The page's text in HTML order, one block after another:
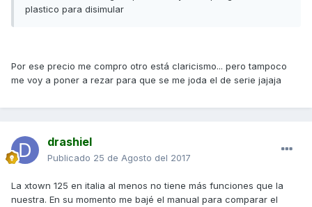
plastico para disimular
Por ese precio me compro otro está claricismo... pero tampoco
me voy a poner a rezar para que se me joda el de serie jajaja
drashiel
Publicado 25 de Agosto del 2017
La xtown 125 en italia al menos no tiene más funciones que la
nuestra. En su momento me bajé el manual para comparar el